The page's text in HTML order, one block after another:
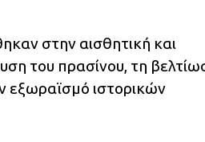
στην αισθητική και
του πρασίνου, τη
εξωραϊσμό ιστορικών